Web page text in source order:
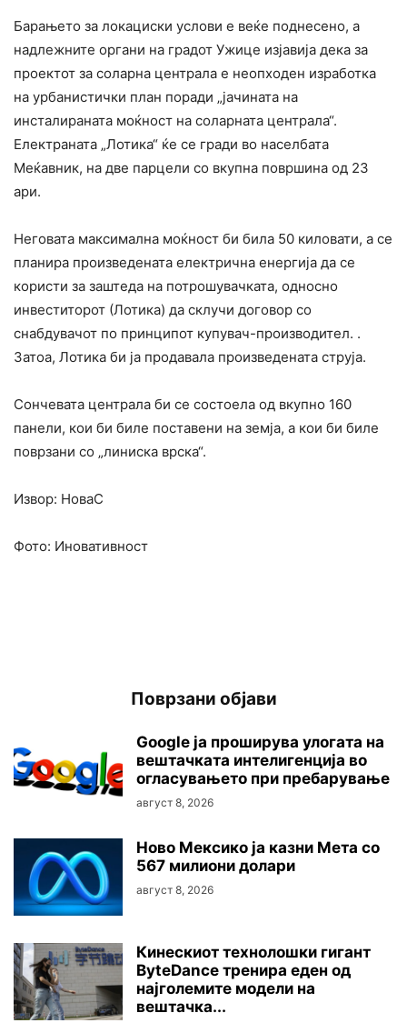
Барањето за локациски услови е веќе поднесено, а
надлежните органи на градот Ужице изјавија дека за
проектот за соларна централа е неопходен изработка
на урбанистички план поради „јачината на
инсталираната моќност на соларната централа“.
Електраната „Лотика“ ќе се гради во населбата
Меќавник, на две парцели со вкупна површина од 23
ари.
Неговата максимална моќност би била 50 киловати, а се
планира произведената електрична енергија да се
користи за заштеда на потрошувачката, односно
инвеститорот (Лотика) да склучи договор со
снабдувачот по принципот купувач-производител. .
Затоа, Лотика би ја продавала произведената струја.
Сончевата централа би се состоела од вкупно 160
панели, кои би биле поставени на земја, а кои би биле
поврзани со „линиска врска“.
Извор: НоваС
Фото: Иновативност
Поврзани објави
Google ја проширува улогата на
вештачката интелигенција во
огласувањето при пребарување
август 8, 2026
Ново Мексико ја казни Мета со
567 милиони долари
август 8, 2026
Кинескиот технолошки гигант
ByteDance тренира еден од
најголемите модели на
вештачка...